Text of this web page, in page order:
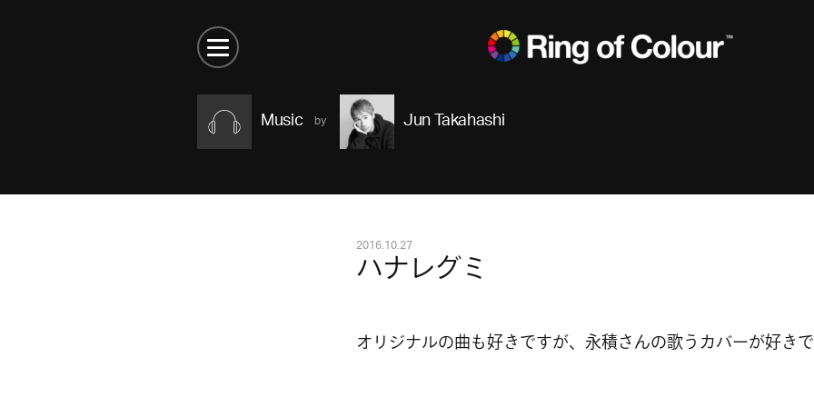
Music Jun Takahashi
2016.10.27
ハナレグミ
オリジナルの曲も好きですが、永積さんの歌うカバーが好き